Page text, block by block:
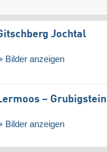
Jochtal
Bilder anzeigen
– Grubigstein
Bilder anzeigen